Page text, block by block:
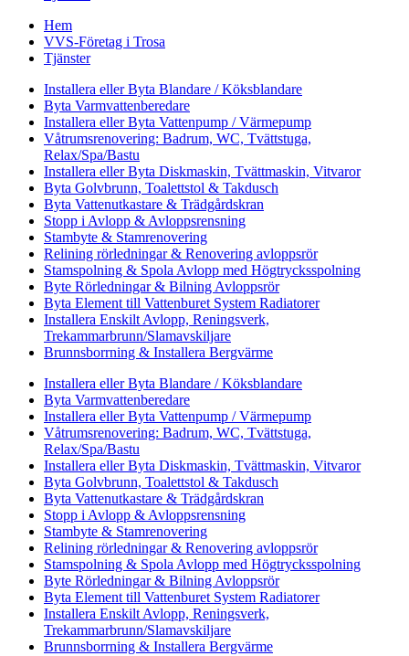
Hem
VVS-Företag i Trosa
Tjänster
Installera eller Byta Blandare / Köksblandare
Byta Varmvattenberedare
Installera eller Byta Vattenpump / Värmepump
Våtrumsrenovering: Badrum, WC, Tvättstuga,
Relax/Spa/Bastu
Installera eller Byta Diskmaskin, Tvättmaskin, Vitvaror
Byta Golvbrunn, Toalettstol & Takdusch
Byta Vattenutkastare & Trädgårdskran
Stopp i Avlopp & Avloppsrensning
Stambyte & Stamrenovering
Relining rörledningar & Renovering avloppsrör
Stamspolning & Spola Avlopp med Högtrycksspolning
Byte Rörledningar & Bilning Avloppsrör
Byta Element till Vattenburet System Radiatorer
Installera Enskilt Avlopp, Reningsverk,
Trekammarbrunn/Slamavskiljare
Brunnsborrning & Installera Bergvärme
Installera eller Byta Blandare / Köksblandare
Byta Varmvattenberedare
Installera eller Byta Vattenpump / Värmepump
Våtrumsrenovering: Badrum, WC, Tvättstuga,
Relax/Spa/Bastu
Installera eller Byta Diskmaskin, Tvättmaskin, Vitvaror
Byta Golvbrunn, Toalettstol & Takdusch
Byta Vattenutkastare & Trädgårdskran
Stopp i Avlopp & Avloppsrensning
Stambyte & Stamrenovering
Relining rörledningar & Renovering avloppsrör
Stamspolning & Spola Avlopp med Högtrycksspolning
Byte Rörledningar & Bilning Avloppsrör
Byta Element till Vattenburet System Radiatorer
Installera Enskilt Avlopp, Reningsverk,
Trekammarbrunn/Slamavskiljare
Brunnsborrning & Installera Bergvärme